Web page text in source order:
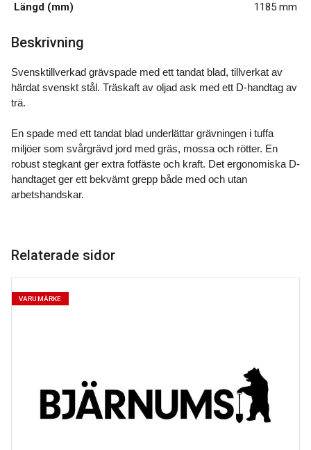
Längd (mm) 1185 mm
Beskrivning
Svensktillverkad grävspade med ett tandat blad, tillverkat av
härdat svenskt stål. Träskaft av oljad ask med ett D-handtag av
trä.
En spade med ett tandat blad underlättar grävningen i tuffa
miljöer som svårgrävd jord med gräs, mossa och rötter. En
robust stegkant ger extra fotfäste och kraft. Det ergonomiska D-
handtaget ger ett bekvämt grepp både med och utan
arbetshandskar.
Relaterade sidor
VARUMÄRKE